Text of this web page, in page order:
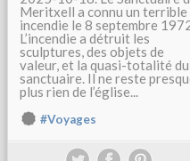
Meritxell a connu un terrible
incendie le 8 septembre
L’incendie a détruit les
sculptures, des objets de
valeur, et la quasi-totalité du
sanctuaire. Il ne reste
plus rien de l’église...
#Voyages